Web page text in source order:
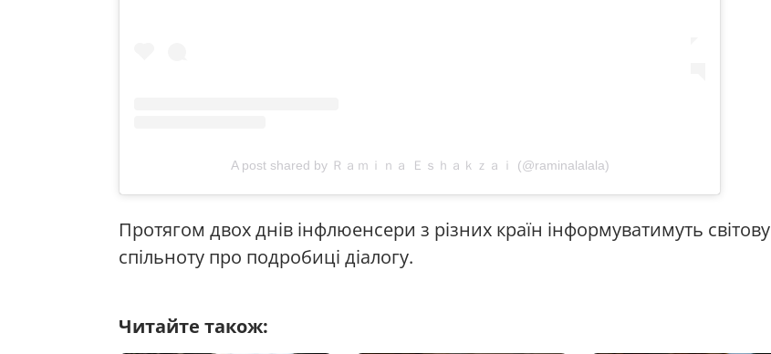
A post shared by Ｒａｍｉｎａ Ｅｓｈａｋｚａｉ (@raminalalala)
Протягом двох днів інфлюенсери з різних країн інформуватимуть світову
спільноту про подробиці діалогу.
Читайте також: